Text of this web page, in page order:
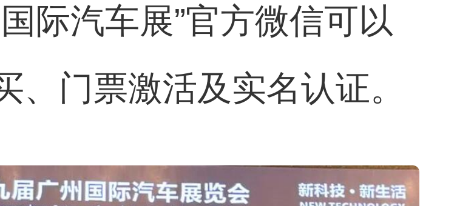
际汽车展”官方微信可以
、门票激活及实名认证。